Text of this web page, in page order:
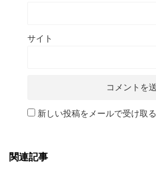
サイト
新しい投稿をメールで受け取る
関連記事